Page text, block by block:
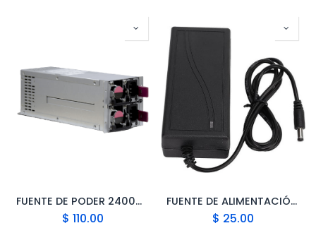
FUENTE DE PODER 2400W PARA MINERIA
$ 110.00
FUENTE DE ALIMENTACIÓN 9V 3.5A
$ 25.00